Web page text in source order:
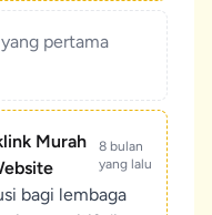
pertama
Murah
8 bulan
yang lalu
bagi lembaga